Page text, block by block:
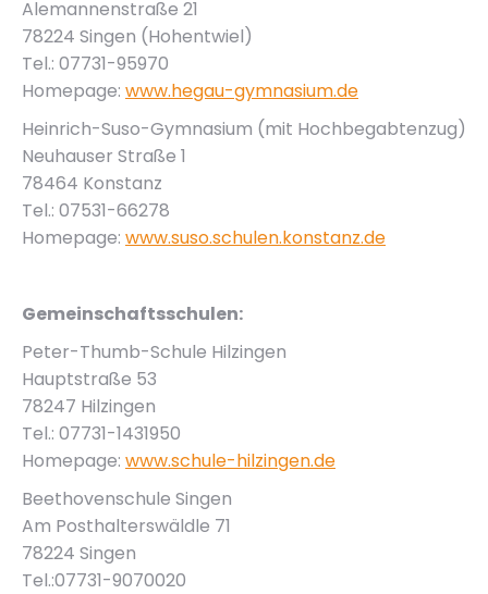
Alemannenstraße 21
78224 Singen (Hohentwiel)
Tel.: 07731-95970
Homepage: www.hegau-gymnasium.de
Heinrich-Suso-Gymnasium (mit Hochbegabtenzug)
Neuhauser Straße 1
78464 Konstanz
Tel.: 07531-66278
Homepage: www.suso.schulen.konstanz.de
Gemeinschaftsschulen:
Peter-Thumb-Schule Hilzingen
Hauptstraße 53
78247 Hilzingen
Tel.: 07731-1431950
Homepage: www.schule-hilzingen.de
Beethovenschule Singen
Am Posthalterswäldle 71
78224 Singen
Tel.:07731-9070020